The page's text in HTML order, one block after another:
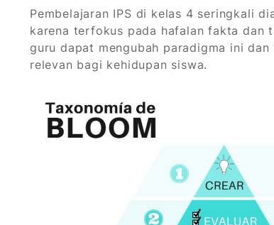
Pembelajaran IPS di kelas 4 seringkali
karena terfokus pada hafalan fakta dan
guru dapat mengubah paradigma ini
relevan bagi kehidupan siswa.